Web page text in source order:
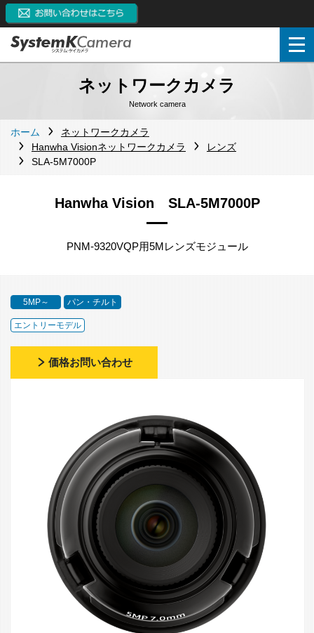
ネットワークカメラ
Network camera
ホーム
ネットワークカメラ
Hanwha Visionネットワークカメラ
レンズ
SLA-5M7000P
Hanwha Vision SLA-5M7000P
PNM-9320VQP用5Mレンズモジュール
5MP～ パン・チルト
エントリーモデル
価格お問い合わせ